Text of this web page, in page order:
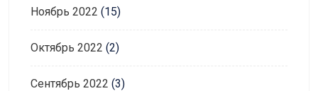
Ноябрь 2022 (15)
Октябрь 2022 (2)
Сентябрь 2022 (3)